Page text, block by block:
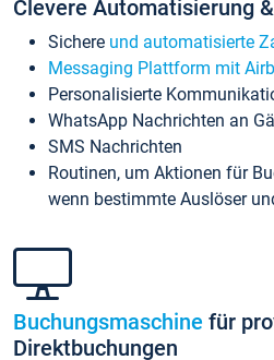
Clevere Automatisierung
Sichere und automatisierte
Messaging Plattform mit
Personalisierte
WhatsApp Nachrichten an
SMS Nachrichten
Routinen, um Aktionen für
wenn bestimmte Auslöser
Buchungsmaschine für
Direktbuchungen